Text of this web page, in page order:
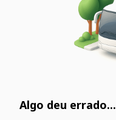
Algo deu errado...